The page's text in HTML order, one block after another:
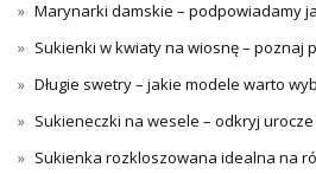
Marynarki damskie – podpowiadamy
Sukienki w kwiaty na wiosnę – poznaj
Długie swetry – jakie modele warto
Sukieneczki na wesele – odkryj
Sukienka rozkloszowana idealna na